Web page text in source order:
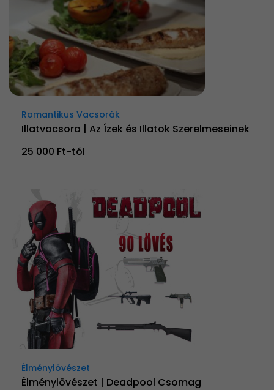
Romantikus Vacsorák
Illatvacsora | Az Ízek és Illatok Szerelmeseinek
25 000 Ft-tól
Élménylövészet
Élménylövészet | Deadpool Csomag